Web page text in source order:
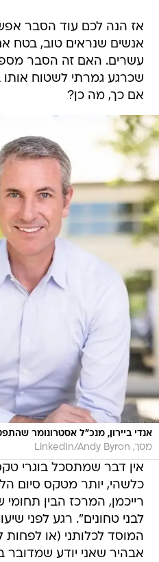
אז הנה לכם עוד הסבר
אנשים שנראים טוב, בטח
עשרים. האם זה הסבר
שכרגע גמרתי לשטוח
אם כך, מה כן?
אנדי ביירון, מנכ"ל אסטרונומר
מסך, LinkedIn/Andy Byron
אין דבר שמתסכל בוגרי
כלשהי, יותר מטקס סיום
רייכמן, המרכז הבין תחומי
לבני טחונים". רגע לפני
המוסד לכלותני (או לפחות
אבהיר שאני יודע שמדובר